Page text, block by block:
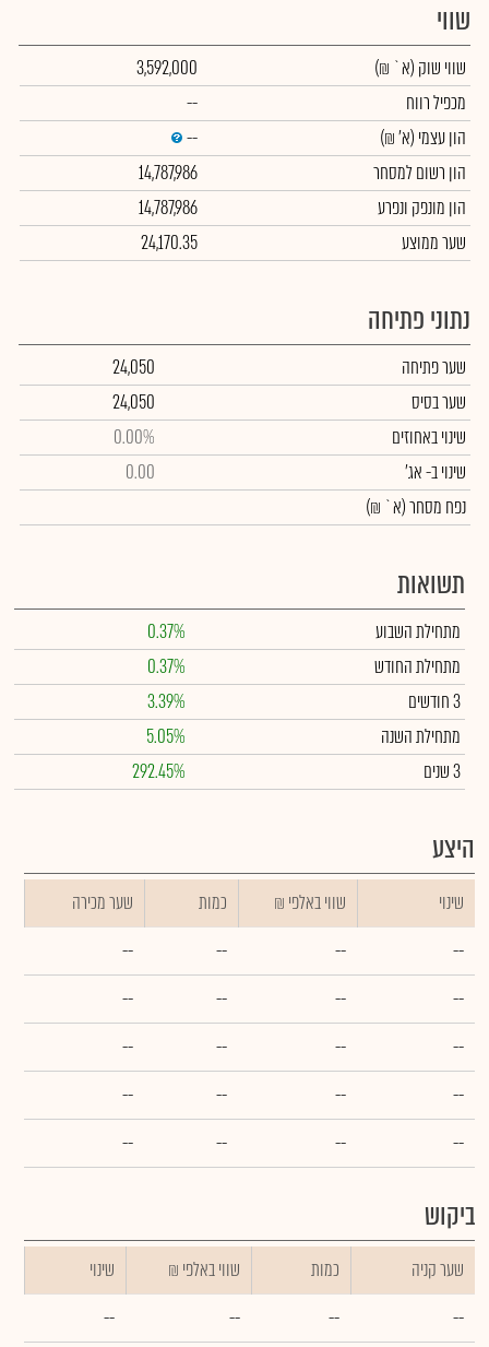
שווי
שווי שוק (א` ₪)
3,592,000
מכפיל רווח
--
הון עצמי (א' ₪)
--
הון רשום למסחר
14,787,986
הון מונפק ונפרע
14,787,986
שער ממוצע
24,170.35
נתוני פתיחה
שער פתיחה
24,050
שער בסיס
24,050
שינוי באחוזים
0.00%
שינויב- אג'
0.00
נפח מסחר(א` ₪)
תשואות
מתחילת השבוע
0.37%
מתחילת החודש
0.37%
3 חודשים
3.39%
מתחילת השנה
5.05%
3 שנים
292.45%
היצע
שינוי ₪ שווי באלפי כמות
שער מכירה
--
--
--
--
--
--
--
--
--
--
--
--
--
--
--
--
--
--
--
--
ביקוש
שער קניה כמות ₪ שווי באלפי
שינוי
--
--
--
--